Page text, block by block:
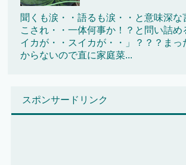
聞くも涙・・語るも涙・・と意味深な
こされ・・一体何事か！？と問い詰め
イカが・・スイカが・・」？？？まっ
からないので直に家庭菜...
スポンサードリンク